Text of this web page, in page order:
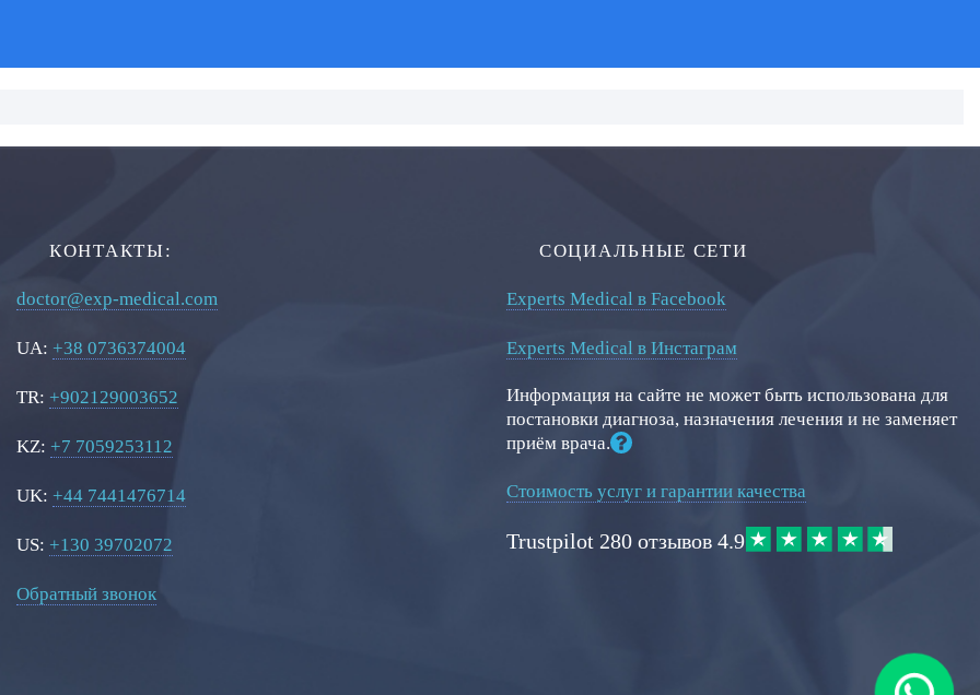
КОНТАКТЫ:
doctor@exp-medical.com
UA: +38 0736374004
TR: +902129003652
KZ: +7 7059253112
UK: +44 7441476714
US: +130 39702072
Обратный звонок
СОЦИАЛЬНЫЕ СЕТИ
Experts Medical в Facebook
Experts Medical в Инстаграм
Информация на сайте не может быть использована для
постановки диагноза, назначения лечения и не заменяет
приём врача.
Стоимость услуг и гарантии качества
Trustpilot 280 отзывов 4.9